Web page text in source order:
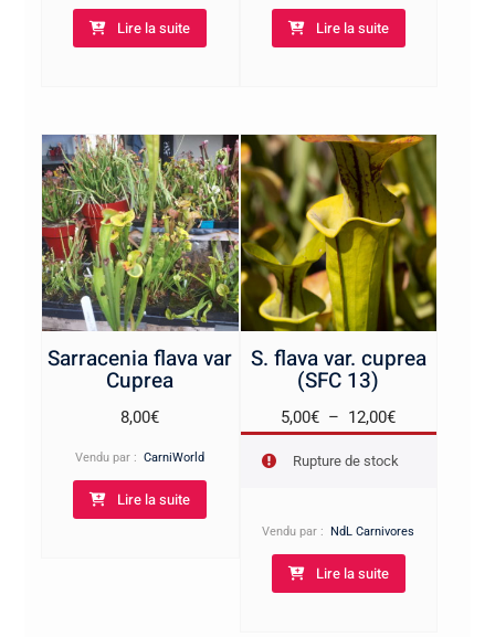
15,00€
Lire la suite
10,00€
Lire la suite
Sarracenia flava var
Cuprea
8,00€
Vendu par :CarniWorld
Lire la suite
S. flava var. cuprea
(SFC 13)
5,00€ – 12,00€Plage
à
12,00€
Rupture de stock
Vendu par :NdL Carnivores
Lire la suite